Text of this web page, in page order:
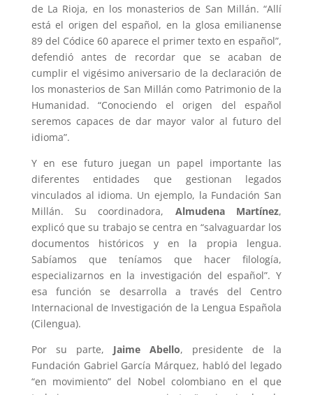
de La Rioja, en los monasterios de San Millán. “Allí
está el origen del español, en la glosa emilianense
89 del Códice 60 aparece el primer texto en español”,
defendió antes de recordar que se acaban de
cumplir el vigésimo aniversario de la declaración de
los monasterios de San Millán como Patrimonio de la
Humanidad. “Conociendo el origen del español
seremos capaces de dar mayor valor al futuro del
idioma”.
Y en ese futuro juegan un papel importante las
diferentes entidades que gestionan legados
vinculados al idioma. Un ejemplo, la Fundación San
Millán. Su coordinadora, Almudena Martínez,
explicó que su trabajo se centra en “salvaguardar los
documentos históricos y en la propia lengua.
Sabíamos que teníamos que hacer filología,
especializarnos en la investigación del español”. Y
esa función se desarrolla a través del Centro
Internacional de Investigación de la Lengua Española
(Cilengua).
Por su parte, Jaime Abello, presidente de la
Fundación Gabriel García Márquez, habló del legado
“en movimiento” del Nobel colombiano en el que